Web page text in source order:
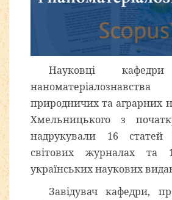
Науковці
природничих та аграрних
Хмельницького з
надрукували 16 статей
світових журналах та
українських наукових
Завідувач кафедри,